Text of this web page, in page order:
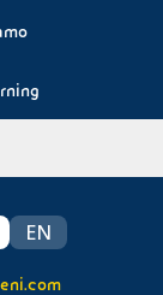
EN
eni.com